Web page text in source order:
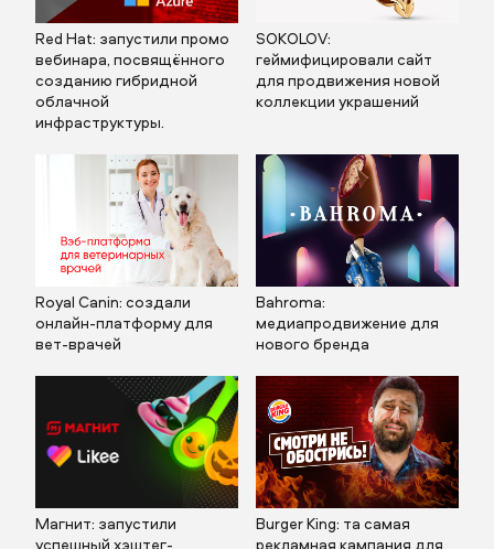
Red Hat: запустили промо
вебинара, посвящённого
созданию гибридной
облачной
инфраструктуры.
SOKOLOV:
геймифицировали сайт
для продвижения новой
коллекции украшений
Royal Canin: создали
онлайн-платформу для
вет-врачей
Bahroma:
медиапродвижение для
нового бренда
Магнит: запустили
успешный хэштег-
Burger King: та самая
рекламная кампания для